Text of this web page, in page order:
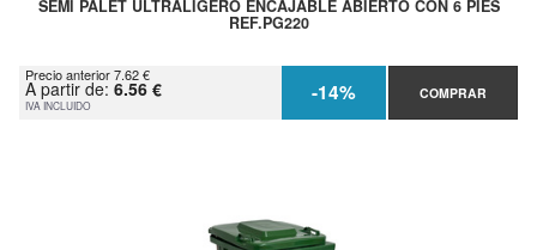
SEMI PALET ULTRALIGERO ENCAJABLE ABIERTO CON 6 PIES
REF.PG220
Precio anterior 7.62 €
A partir de: 6.56 €
IVA INCLUIDO -14% COMPRAR